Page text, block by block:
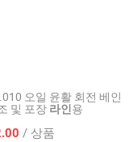
오일 윤활 회전 베인
및 포장 라인 용
/ 상품